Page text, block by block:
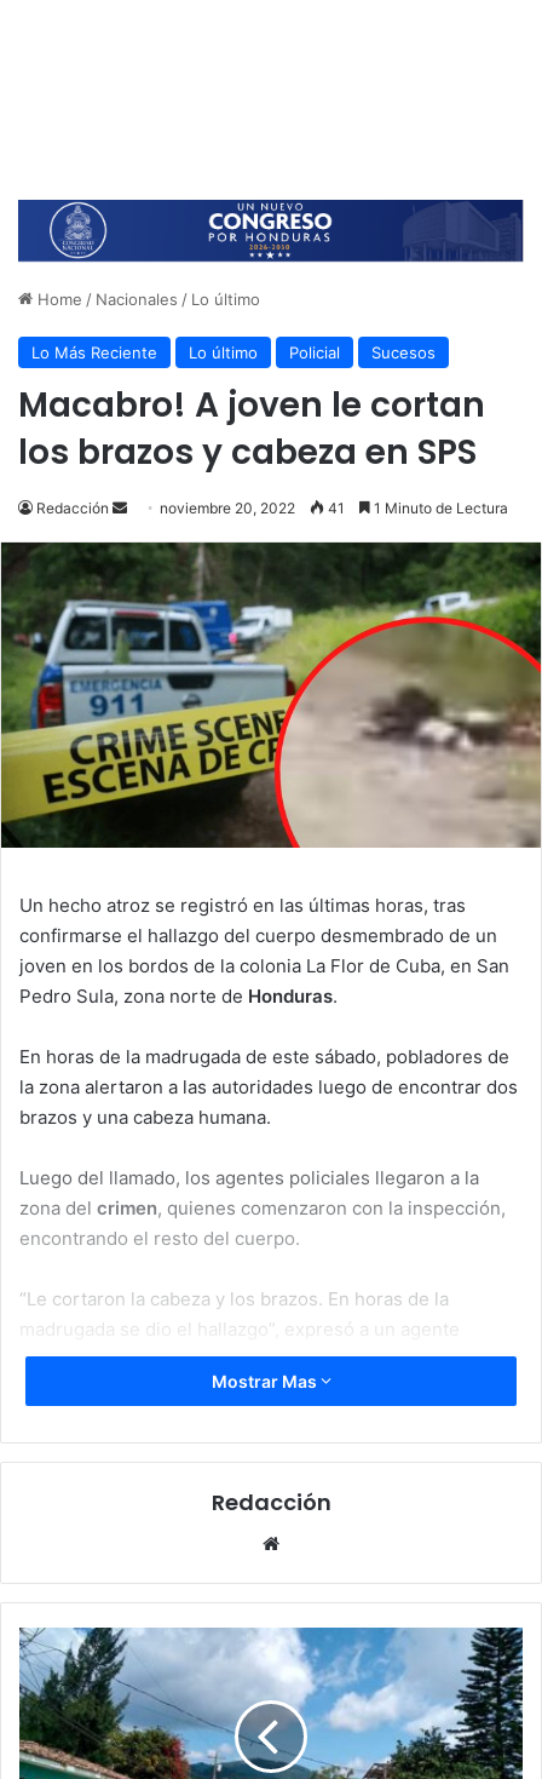
Home / Nacionales / Lo último
Lo Más Reciente Lo último Policial Sucesos
Macabro! A joven le cortan
los brazos y cabeza en SPS
Redacción
Send
email
noviembre 20, 2022 41 1 Minuto de Lectura
Un hecho atroz se registró en las últimas horas, tras
confirmarse el hallazgo del cuerpo desmembrado de un
joven en los bordos de la colonia La Flor de Cuba, en San
Pedro Sula, zona norte de Honduras.
En horas de la madrugada de este sábado, pobladores de
la zona alertaron a las autoridades luego de encontrar dos
brazos y una cabeza humana.
Luego del llamado, los agentes policiales llegaron a la
zona del crimen, quienes comenzaron con la inspección,
encontrando el resto del cuerpo.
“Le cortaron la cabeza y los brazos. En horas de la
madrugada se dio el hallazgo”, expresó a un agente
policial a un medio de comunicación.
portaba un pantalón, una camisa color roja y unos tenis
Hasta el momento se desconoce la identidad del ahora
delincuentes le quitaron la vida.
muertos SPS sucesos
Mostrar Mas
Redacción
Alcaldía
de
Lepaterique
prohíbe
circulación
de